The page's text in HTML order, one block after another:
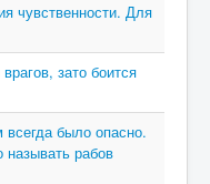
чувственности. Для
зато боится
всегда было опасно.
рабов